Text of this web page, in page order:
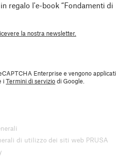
regalo l'e-book “Fondamenti di
la nostra newsletter.
Enterprise e vengono applicati
iTermini di serviziodi Google.
di utilizzo dei siti web PRUSA